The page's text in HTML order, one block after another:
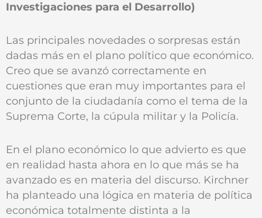
Investigaciones para el Desarrollo)
Las principales novedades o sorpresas están
dadas más en el plano político que económico.
Creo que se avanzó correctamente en
cuestiones que eran muy importantes para el
conjunto de la ciudadanía como el tema de la
Suprema Corte, la cúpula militar y la Policía.
En el plano económico lo que advierto es que
en realidad hasta ahora en lo que más se ha
avanzado es en materia del discurso. Kirchner
ha planteado una lógica en materia de política
económica totalmente distinta a la